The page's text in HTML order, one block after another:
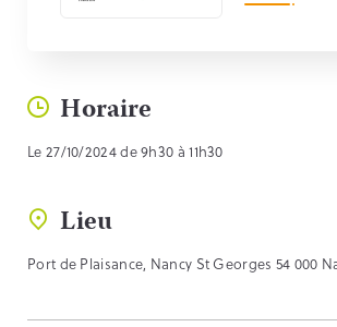
Horaire
Le 27/10/2024 de 9h30 à 11h30
Lieu
Port de Plaisance, Nancy St Georges 54 000